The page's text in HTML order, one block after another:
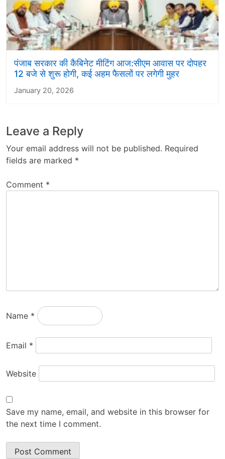
पंजाब सरकार की कैबिनेट मीटिंग आज:सीएम आवास पर दोपहर
12 बजे से शुरू होगी, कई अहम फैसलों पर लगेगी मुहर
January 20, 2026
Leave a Reply
Your email address will not be published. Required
fields are marked *
Comment *
Name *
Email *
Website
Save my name, email, and website in this browser for
the next time I comment.